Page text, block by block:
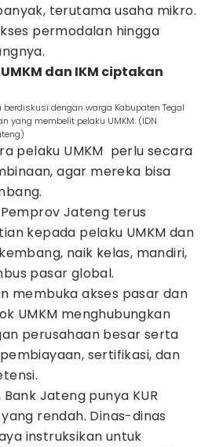
terutama usaha mikro.
permodalan hingga
dan IKM ciptakan
dengan warga Kabupaten Tegal
yang membelit pelaku UMKM. (IDN
pelaku UMKM perlu secara
agar mereka bisa
Jateng terus
kepada pelaku UMKM dan
naik kelas, mandiri,
pasar global.
membuka akses pasar dan
UMKM menghubungkan
perusahaan besar serta
sertifikasi, dan
Jateng punya KUR
rendah. Dinas-dinas
instruksikan untuk